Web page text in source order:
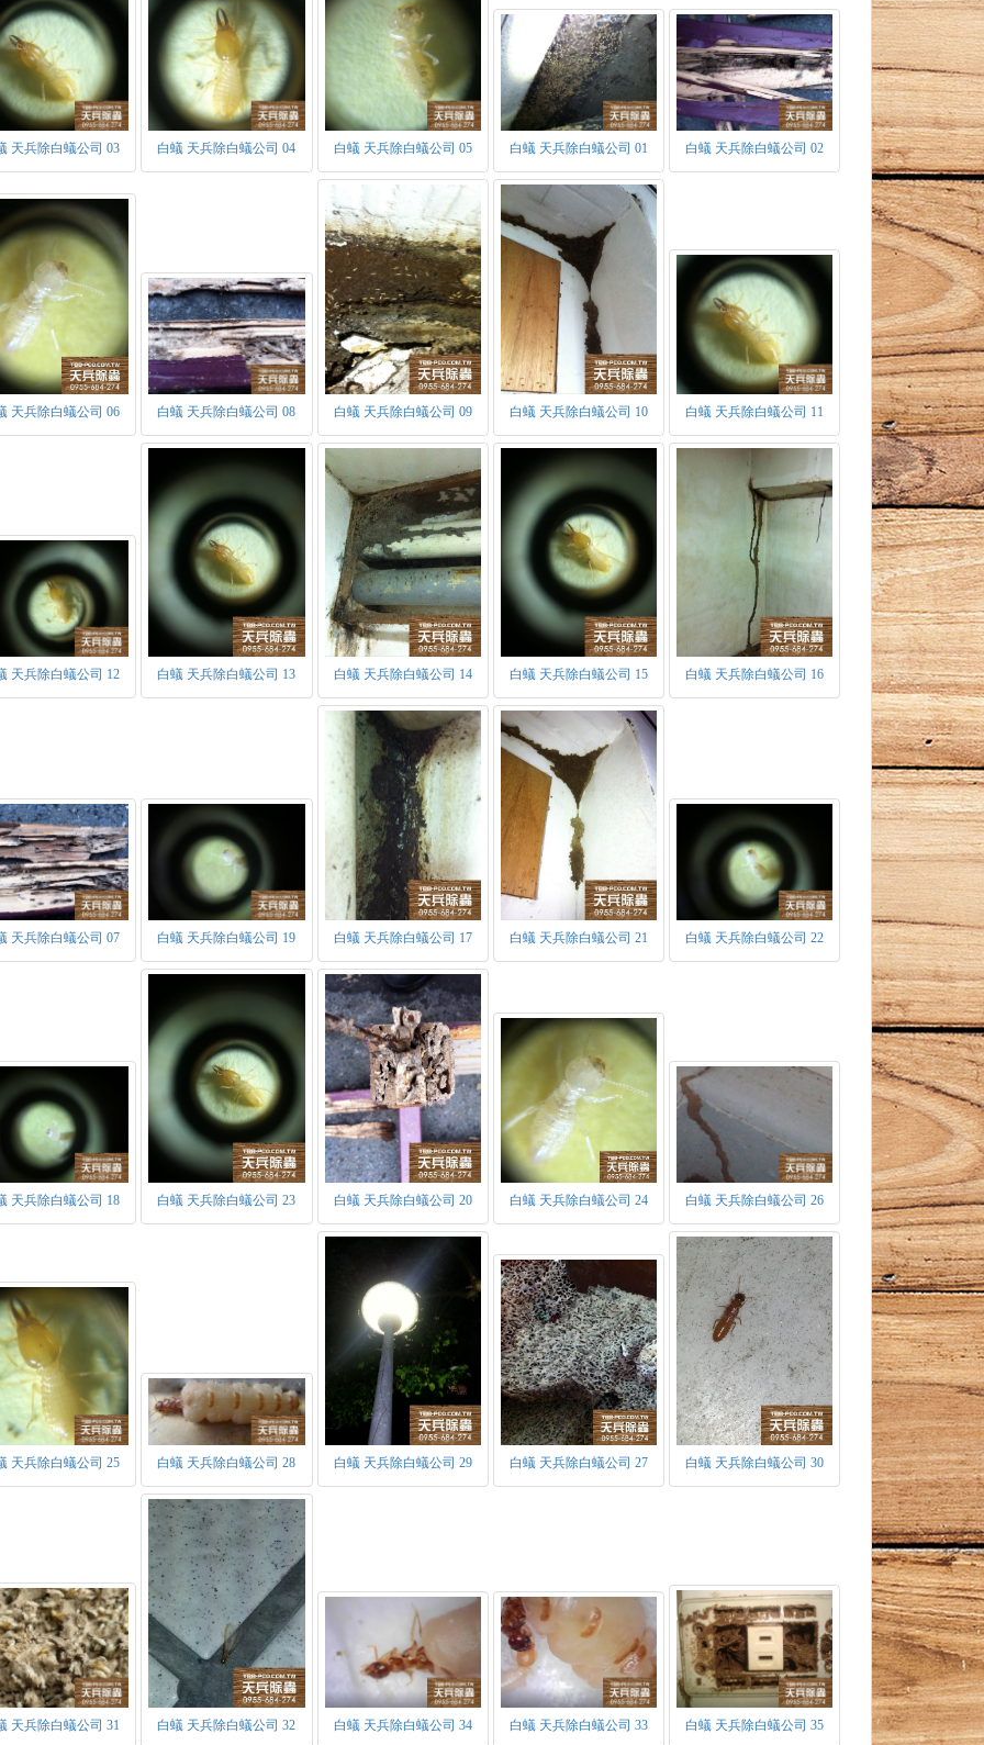
蟻的階級組織：
蟻是具有組織及階級系統的群體以台灣家白蟻為例，可分為生殖型及非生殖型兩種。
殖型：
翅繁殖蟻：具有等長的四翅，飛翔力不強具趨光性。當白蟻族群第一次產出有翅繁殖蟻時，表示此群體已進入
熟期。當環境條件適宜時，群體分飛出巢，準備交配所以又稱為分飛蟻。當在空中飛舞一段時間，便會自行斷
，雄追雌尾端為追尾現象，並開始於隱密處產生新族群。為蟻王蟻后之前身。
王和蟻后：當有翅繁殖蟻，雌雄交配後開始繁延後代時，便成為該族群原始之蟻王、蟻后，色深體硬，具發達
單複眼及殘存的翅鱗，交配後蟻后腹部增大可長至5公分。首批產卵率不高，主要以生產工蟻為主，約三個月時
當工蟻發育成熟能照顧蟻后時，便開始大約提高產率。壽命約10至30年，當原始蟻王蟻后死亡後，才由短翅及無
蟻王蟻后替補。
生殖型：
蟻：頭呈紅褐色為主要特徵，具有內灣之大顎用於鉗咬、撕裂外來敵人 ，具有分泌刺激性化學物質－蟻酸。
族群數量中僅次於工蟻，主要用於保護族群。另外作用與蟻后相同，會分泌出抑制費洛蒙，用於控制幼蟲發育為
種成蟲。
蟻：為族群內數量最多之蟻種，因數量最多為防治白蟻中主要的媒介之一，主要的作用為開路做蟻道、取食、
食族群內所有蟻種、築巢、清掃、搬運等各項繁雜的工作。
天兵除白蟻公司 03 白蟻 天兵除白蟻公司 04 白蟻 天兵除白蟻公司 05 白蟻 天兵除白蟻公司 01 白蟻 天兵除白蟻公司 02
天兵除白蟻公司 06 白蟻 天兵除白蟻公司 08 白蟻 天兵除白蟻公司 09 白蟻 天兵除白蟻公司 10 白蟻 天兵除白蟻公司 11
天兵除白蟻公司 12 白蟻 天兵除白蟻公司 13 白蟻 天兵除白蟻公司 14 白蟻 天兵除白蟻公司 15 白蟻 天兵除白蟻公司 16
天兵除白蟻公司 07 白蟻 天兵除白蟻公司 19 白蟻 天兵除白蟻公司 17 白蟻 天兵除白蟻公司 21 白蟻 天兵除白蟻公司 22
天兵除白蟻公司 18 白蟻 天兵除白蟻公司 23 白蟻 天兵除白蟻公司 20 白蟻 天兵除白蟻公司 24 白蟻 天兵除白蟻公司 26
天兵除白蟻公司 25 白蟻 天兵除白蟻公司 28 白蟻 天兵除白蟻公司 29 白蟻 天兵除白蟻公司 27 白蟻 天兵除白蟻公司 30
天兵除白蟻公司 31 白蟻 天兵除白蟻公司 32 白蟻 天兵除白蟻公司 34 白蟻 天兵除白蟻公司 33 白蟻 天兵除白蟻公司 35